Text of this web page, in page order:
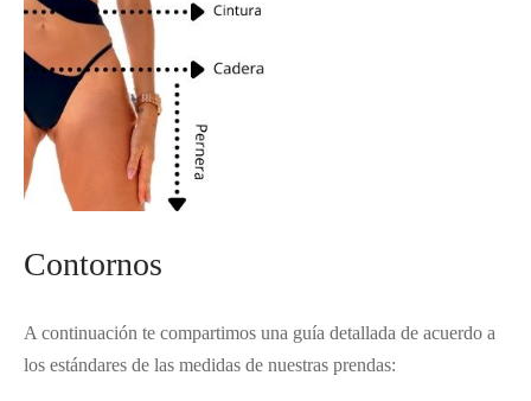
Contornos
A continuación te compartimos una guía detallada de acuerdo a
los estándares de las medidas de nuestras prendas:
De Baño